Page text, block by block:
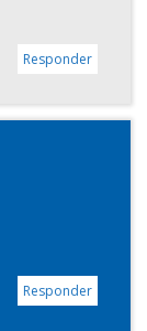
Responder
Responder